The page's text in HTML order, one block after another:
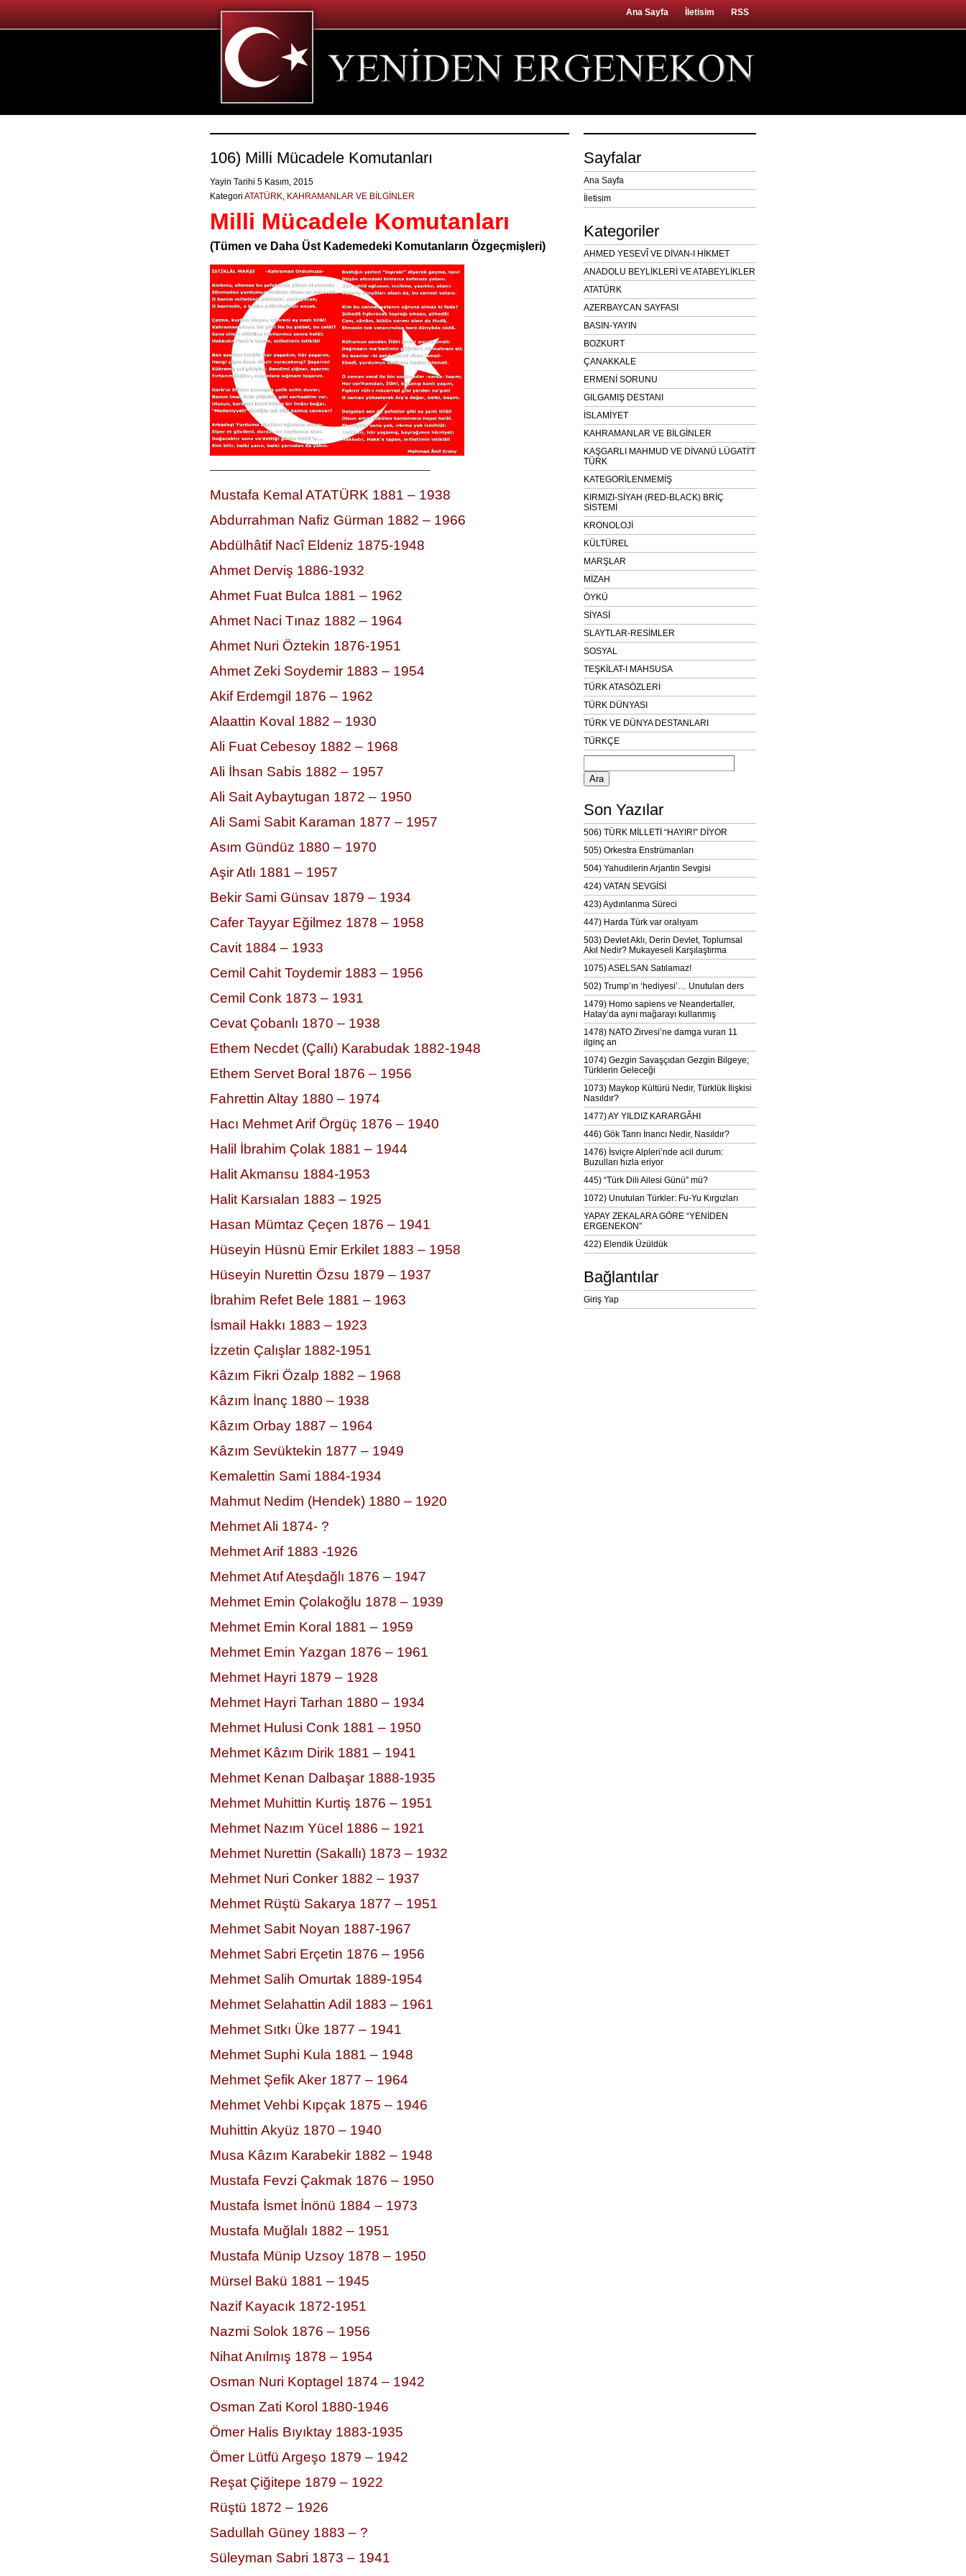
Ana Sayfa İletisim RSS
106) Milli Mücadele Komutanları
Yayin Tarihi 5 Kasım, 2015
Kategori ATATÜRK, KAHRAMANLAR VE BİLGİNLER
Milli Mücadele Komutanları
(Tümen ve Daha Üst Kademedeki Komutanların Özgeçmişleri)
—————————————————————————–
Mustafa Kemal ATATÜRK 1881 – 1938
Abdurrahman Nafiz Gürman 1882 – 1966
Abdülhâtif Nacî Eldeniz 1875-1948
Ahmet Derviş 1886-1932
Ahmet Fuat Bulca 1881 – 1962
Ahmet Naci Tınaz 1882 – 1964
Ahmet Nuri Öztekin 1876-1951
Ahmet Zeki Soydemir 1883 – 1954
Akif Erdemgil 1876 – 1962
Alaattin Koval 1882 – 1930
Ali Fuat Cebesoy 1882 – 1968
Ali İhsan Sabis 1882 – 1957
Ali Sait Aybaytugan 1872 – 1950
Ali Sami Sabit Karaman 1877 – 1957
Asım Gündüz 1880 – 1970
Aşir Atlı 1881 – 1957
Bekir Sami Günsav 1879 – 1934
Cafer Tayyar Eğilmez 1878 – 1958
Cavit 1884 – 1933
Cemil Cahit Toydemir 1883 – 1956
Cemil Conk 1873 – 1931
Cevat Çobanlı 1870 – 1938
Ethem Necdet (Çallı) Karabudak 1882-1948
Ethem Servet Boral 1876 – 1956
Fahrettin Altay 1880 – 1974
Hacı Mehmet Arif Örgüç 1876 – 1940
Halil İbrahim Çolak 1881 – 1944
Halit Akmansu 1884-1953
Halit Karsıalan 1883 – 1925
Hasan Mümtaz Çeçen 1876 – 1941
Hüseyin Hüsnü Emir Erkilet 1883 – 1958
Hüseyin Nurettin Özsu 1879 – 1937
İbrahim Refet Bele 1881 – 1963
İsmail Hakkı 1883 – 1923
İzzetin Çalışlar 1882-1951
Kâzım Fikri Özalp 1882 – 1968
Kâzım İnanç 1880 – 1938
Kâzım Orbay 1887 – 1964
Kâzım Sevüktekin 1877 – 1949
Kemalettin Sami 1884-1934
Mahmut Nedim (Hendek) 1880 – 1920
Mehmet Ali 1874- ?
Mehmet Arif 1883 -1926
Mehmet Atıf Ateşdağlı 1876 – 1947
Mehmet Emin Çolakoğlu 1878 – 1939
Mehmet Emin Koral 1881 – 1959
Mehmet Emin Yazgan 1876 – 1961
Mehmet Hayri 1879 – 1928
Mehmet Hayri Tarhan 1880 – 1934
Mehmet Hulusi Conk 1881 – 1950
Mehmet Kâzım Dirik 1881 – 1941
Mehmet Kenan Dalbaşar 1888-1935
Mehmet Muhittin Kurtiş 1876 – 1951
Mehmet Nazım Yücel 1886 – 1921
Mehmet Nurettin (Sakallı) 1873 – 1932
Mehmet Nuri Conker 1882 – 1937
Mehmet Rüştü Sakarya 1877 – 1951
Mehmet Sabit Noyan 1887-1967
Mehmet Sabri Erçetin 1876 – 1956
Mehmet Salih Omurtak 1889-1954
Mehmet Selahattin Adil 1883 – 1961
Mehmet Sıtkı Üke 1877 – 1941
Mehmet Suphi Kula 1881 – 1948
Mehmet Şefik Aker 1877 – 1964
Mehmet Vehbi Kıpçak 1875 – 1946
Muhittin Akyüz 1870 – 1940
Musa Kâzım Karabekir 1882 – 1948
Mustafa Fevzi Çakmak 1876 – 1950
Mustafa İsmet İnönü 1884 – 1973
Mustafa Muğlalı 1882 – 1951
Mustafa Münip Uzsoy 1878 – 1950
Mürsel Bakü 1881 – 1945
Nazif Kayacık 1872-1951
Nazmi Solok 1876 – 1956
Nihat Anılmış 1878 – 1954
Osman Nuri Koptagel 1874 – 1942
Osman Zati Korol 1880-1946
Ömer Halis Bıyıktay 1883-1935
Ömer Lütfü Argeşo 1879 – 1942
Reşat Çiğitepe 1879 – 1922
Rüştü 1872 – 1926
Sadullah Güney 1883 – ?
Süleyman Sabri 1873 – 1941
Sayfalar
Ana Sayfa
İletisim
Kategoriler
AHMED YESEVÎ VE DİVAN-I HİKMET
ANADOLU BEYLİKLERİ VE ATABEYLİKLER
ATATÜRK
AZERBAYCAN SAYFASI
BASIN-YAYIN
BOZKURT
ÇANAKKALE
ERMENİ SORUNU
GILGAMIŞ DESTANI
İSLAMİYET
KAHRAMANLAR VE BİLGİNLER
KAŞGARLI MAHMUD VE DİVANÜ LÜGATİ'T
TÜRK
KATEGORİLENMEMİŞ
KIRMIZI-SİYAH (RED-BLACK) BRİÇ
SİSTEMİ
KRONOLOJİ
KÜLTÜREL
MARŞLAR
MİZAH
ÖYKÜ
SİYASİ
SLAYTLAR-RESİMLER
SOSYAL
TEŞKİLAT-I MAHSUSA
TÜRK ATASÖZLERİ
TÜRK DÜNYASI
TÜRK VE DÜNYA DESTANLARI
TÜRKÇE
Arama:
Son Yazılar
506) TÜRK MİLLETİ “HAYIR!” DİYOR
505) Orkestra Enstrümanları
504) Yahudilerin Arjantin Sevgisi
424) VATAN SEVGİSİ
423) Aydınlanma Süreci
447) Harda Türk var oralıyam
503) Devlet Aklı, Derin Devlet, Toplumsal
Akıl Nedir? Mukayeseli Karşılaştırma
1075) ASELSAN Satılamaz!
502) Trump’ın ‘hediyesi’… Unutulan ders
1479) Homo sapiens ve Neandertaller,
Hatay’da aynı mağarayı kullanmış
1478) NATO Zirvesi’ne damga vuran 11
ilginç an
1074) Gezgin Savaşçıdan Gezgin Bilgeye;
Türklerin Geleceği
1073) Maykop Kültürü Nedir, Türklük İlişkisi
Nasıldır?
1477) AY YILDIZ KARARGÂHI
446) Gök Tanrı İnancı Nedir, Nasıldır?
1476) İsviçre Alpleri’nde acil durum:
Buzulları hızla eriyor
445) “Türk Dili Ailesi Günü” mü?
1072) Unutulan Türkler: Fu-Yu Kırgızları
YAPAY ZEKALARA GÖRE “YENİDEN
ERGENEKON”
422) Elendik Üzüldük
Bağlantılar
Giriş Yap